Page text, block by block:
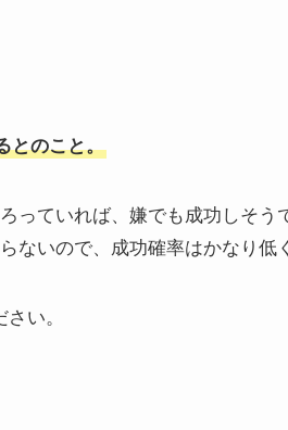
とのこと。
っていれば、嫌でも成功しそう
ないので、成功確率はかなり低
い。